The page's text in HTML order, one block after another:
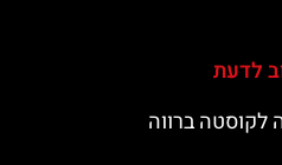
לדעת
לקוסטה ברווה